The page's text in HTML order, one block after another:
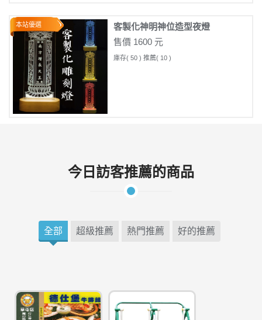
本站優選
客製化神明神位造型夜燈
售價 1600 元
庫存( 50 ) 推薦( 10 )
今日訪客推薦的商品
全部 超級推薦 熱門推薦 好的推薦